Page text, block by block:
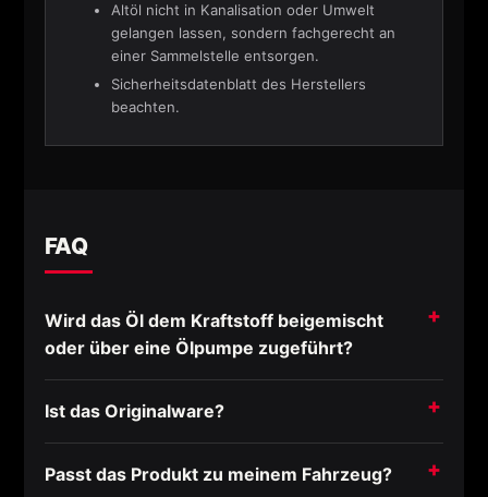
Altöl nicht in Kanalisation oder Umwelt
gelangen lassen, sondern fachgerecht an
einer Sammelstelle entsorgen.
Sicherheitsdatenblatt des Herstellers
beachten.
FAQ
Wird das Öl dem Kraftstoff beigemischt
oder über eine Ölpumpe zugeführt?
Ist das Originalware?
Passt das Produkt zu meinem Fahrzeug?